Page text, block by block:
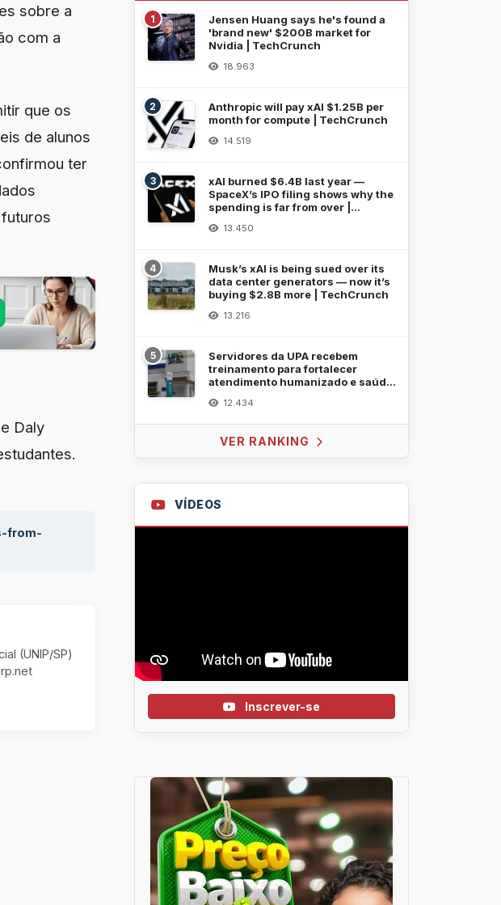
sobre a
com a
que os
de alunos
ter
Daly
from-
(UNIP/SP)
1
Jensen Huang says he's found a
'brand new' $200B market for
Nvidia | TechCrunch
18.963
2
Anthropic will pay xAI $1.25B per
month for compute | TechCrunch
14.519
3
xAI burned $6.4B last year —
SpaceX’s IPO filing shows why the
spending is far from over |
13.450
4
Musk’s xAI is being sued over its
data center generators — now it’s
buying $2.8B more | TechCrunch
13.216
5
Servidores da UPA recebem
treinamento para fortalecer
atendimento humanizado e saúde
12.434
VER RANKING
VÍDEOS
Inscrever-se